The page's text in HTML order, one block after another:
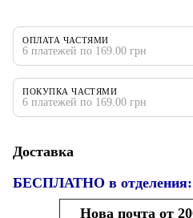
ОПЛАТА ЧАСТЯМИ
6 платежей по 169.00 грн
ПОКУПКА ЧАСТЯМИ
6 платежей по 169.00 грн
Доставка
БЕСПЛАТНО в отделения:
Нова почта от